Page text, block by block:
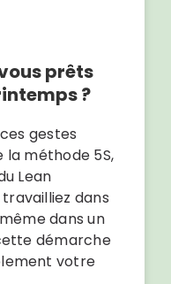
prêts
?
gestes
méthode 5S,
Lean
dans
dans un
démarche
votre